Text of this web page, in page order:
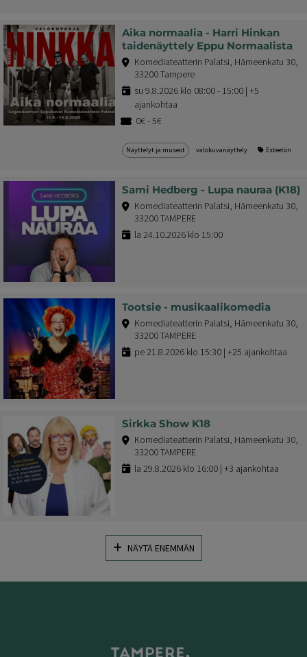
Aika normaalia - Harri Hinkan
taidenäyttely Eppu Normaalista
Komediateatterin Palatsi, Hämeenkatu 30,
33200 Tampere
su 9.8.2026 klo 08:00 - 15:00 | +5
ajankohtaa
0€ - 5€
Näyttelyt ja museot valokuvanäyttely Esteetön
Sami Hedberg - Lupa nauraa (K18)
Komediateatterin Palatsi, Hämeenkatu 30,
33200 TAMPERE
la 24.10.2026 klo 15:00
Tootsie - musikaalikomedia
Komediateatterin Palatsi, Hämeenkatu 30,
33200 TAMPERE
pe 21.8.2026 klo 15:30 | +25 ajankohtaa
Sirkka Show K18
Komediateatterin Palatsi, Hämeenkatu 30,
33200 TAMPERE
la 29.8.2026 klo 16:00 | +3 ajankohtaa
NÄYTÄ ENEMMÄN